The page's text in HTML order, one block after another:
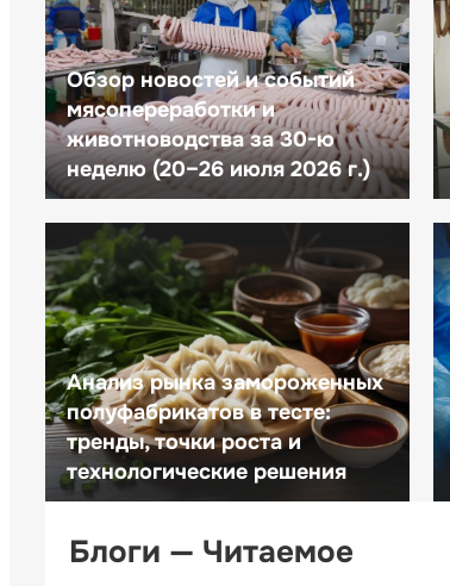
Обзор новостей и событий
мясопереработки и
животноводства за 30-ю
неделю (20–26 июля 2026 г.)
Анализ рынка замороженных
полуфабрикатов в тесте:
тренды, точки роста и
технологические решения
Блоги — Читаемое